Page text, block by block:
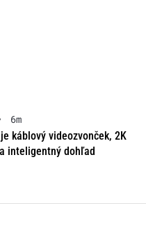
6m
káblový videozvonček, 2K
inteligentný dohľad